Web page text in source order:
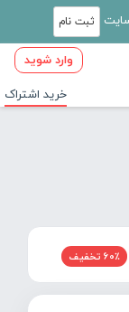
ثبت نام
وارد شوید
خرید اشتراک
60٪ تخفیف